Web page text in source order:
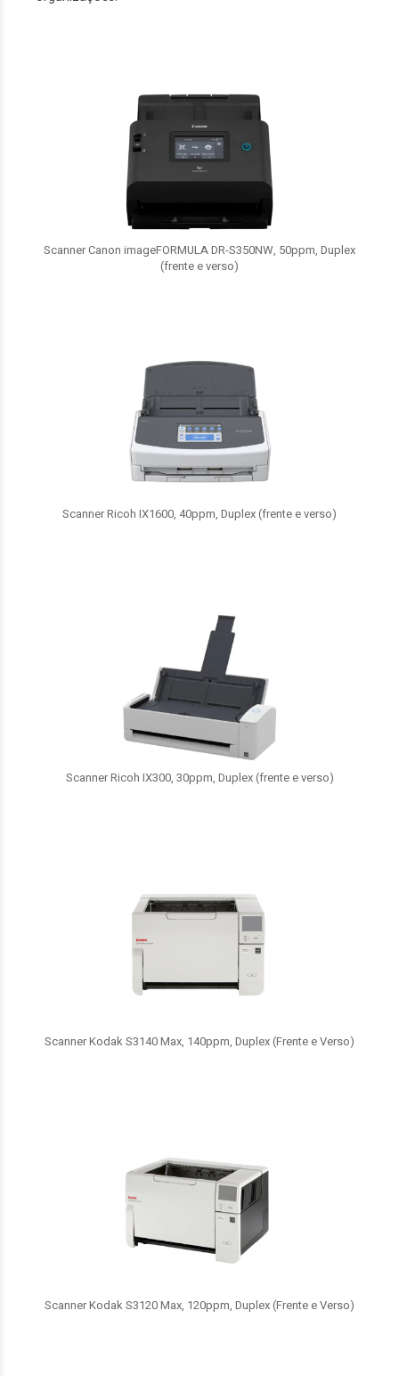
Scanner Canon imageFORMULA DR-S350NW, 50ppm, Duplex
(frente e verso)
Scanner Ricoh IX1600, 40ppm, Duplex (frente e verso)
Scanner Ricoh IX300, 30ppm, Duplex (frente e verso)
Scanner Kodak S3140 Max, 140ppm, Duplex (Frente e Verso)
Scanner Kodak S3120 Max, 120ppm, Duplex (Frente e Verso)